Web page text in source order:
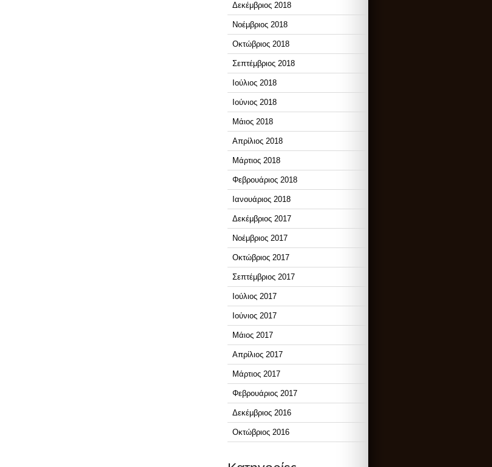
Δεκέμβριος 2018
Νοέμβριος 2018
Οκτώβριος 2018
Σεπτέμβριος 2018
Ιούλιος 2018
Ιούνιος 2018
Μάιος 2018
Απρίλιος 2018
Μάρτιος 2018
Φεβρουάριος 2018
Ιανουάριος 2018
Δεκέμβριος 2017
Νοέμβριος 2017
Οκτώβριος 2017
Σεπτέμβριος 2017
Ιούλιος 2017
Ιούνιος 2017
Μάιος 2017
Απρίλιος 2017
Μάρτιος 2017
Φεβρουάριος 2017
Δεκέμβριος 2016
Οκτώβριος 2016